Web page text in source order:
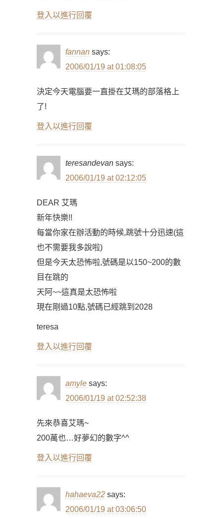
登入以進行回覆
fannan says:
2006/01/19 at 01:08:05
決定今天電腦要一直掛在艾瑪的部落格上
了!
登入以進行回覆
teresandevan says:
2006/01/19 at 02:12:05
DEAR 艾瑪
新年快樂!!
每當你家在辦活動的時候,跳號十分迅速(這
也不需要我多說啦)
但是今天太恐怖啦,號碼是以150~200的數
目在跳的
天阿~~這真是太恐怖啦
現在剛過10點,號碼已經跳到2028
teresa
登入以進行回覆
amyle says:
2006/01/19 at 02:52:38
先來恭喜艾瑪~
200萬也…好夢幻的數字^^
登入以進行回覆
hahaeva22 says:
2006/01/19 at 03:06:50